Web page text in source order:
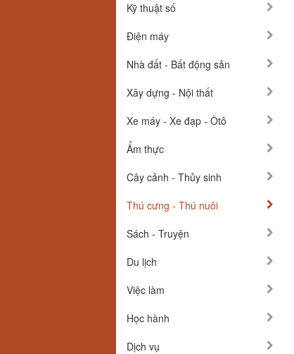
Kỹ thuật số
Điện máy
Nhà đất - Bất động sản
Xây dựng - Nội thất
Xe máy - Xe đạp - Ôtô
Ẩm thực
Cây cảnh - Thủy sinh
Thú cưng - Thú nuôi
Sách - Truyện
Du lịch
Việc làm
Học hành
Dịch vụ